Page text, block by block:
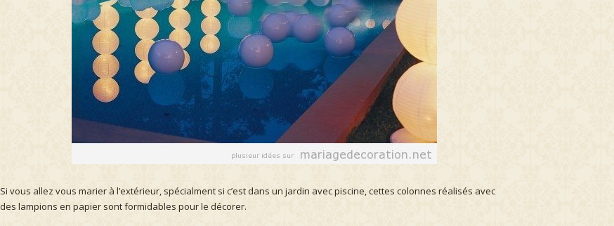
Si vous allez vous marier à l’extérieur, spécialment si c’est dans un jardin avec piscine, cettes colonnes réalisés avec
des lampions en papier sont formidables pour le décorer.